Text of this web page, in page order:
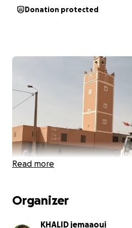
Donation protected
Read more
Organizer
KHALID jemaaoui